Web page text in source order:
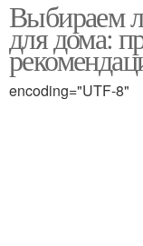
Выбираем
для дома:
encoding="UTF-8"